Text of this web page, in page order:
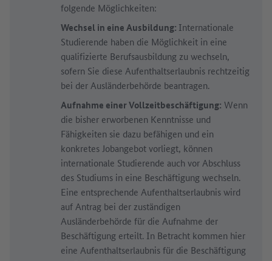
folgende Möglichkeiten:
Wechsel in eine Ausbildung: Internationale
Studierende haben die Möglichkeit in eine
qualifizierte Berufsausbildung zu wechseln,
sofern Sie diese Aufenthaltserlaubnis rechtzeitig
bei der Ausländerbehörde beantragen.
Aufnahme einer Vollzeitbeschäftigung: Wenn
die bisher erworbenen Kenntnisse und
Fähigkeiten sie dazu befähigen und ein
konkretes Jobangebot vorliegt, können
internationale Studierende auch vor Abschluss
des Studiums in eine Beschäftigung wechseln.
Eine entsprechende Aufenthaltserlaubnis wird
auf Antrag bei der zuständigen
Ausländerbehörde für die Aufnahme der
Beschäftigung erteilt. In Betracht kommen hier
eine Aufenthaltserlaubnis für die Beschäftigung